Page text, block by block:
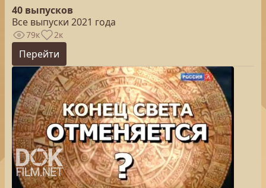
40 выпусков
Все выпуски 2021 года
79к 2к
Перейти